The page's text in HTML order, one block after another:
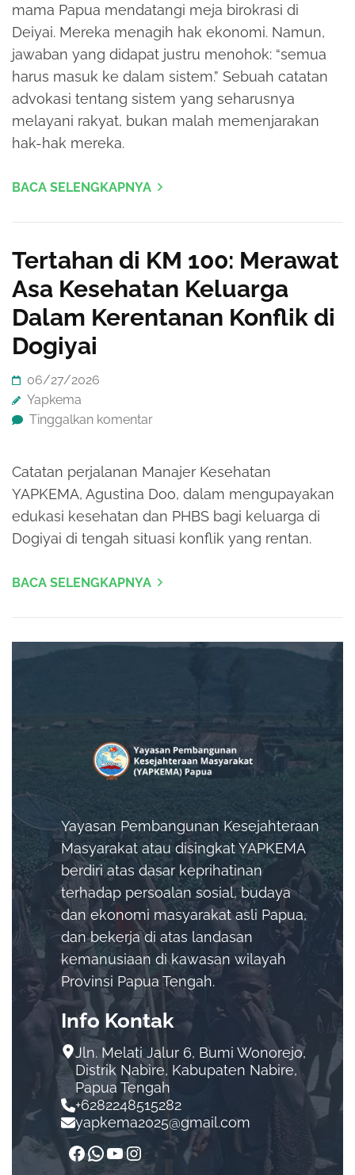
mama Papua mendatangi meja birokrasi di
Deiyai. Mereka menagih hak ekonomi. Namun,
jawaban yang didapat justru menohok: “semua
harus masuk ke dalam sistem.” Sebuah catatan
advokasi tentang sistem yang seharusnya
melayani rakyat, bukan malah memenjarakan
hak-hak mereka.
BACA SELENGKAPNYA
Tertahan di KM 100: Merawat
Asa Kesehatan Keluarga
Dalam Kerentanan Konflik di
Dogiyai
06/27/2026
Yapkema
Tinggalkan komentar
Catatan perjalanan Manajer Kesehatan
YAPKEMA, Agustina Doo, dalam mengupayakan
edukasi kesehatan dan PHBS bagi keluarga di
Dogiyai di tengah situasi konflik yang rentan.
BACA SELENGKAPNYA
Yayasan Pembangunan Kesejahteraan
Masyarakat atau disingkat YAPKEMA
berdiri atas dasar keprihatinan
terhadap persoalan sosial, budaya
dan ekonomi masyarakat asli Papua,
dan bekerja di atas landasan
kemanusiaan di kawasan wilayah
Provinsi Papua Tengah.
Info Kontak
Jln. Melati Jalur 6, Bumi Wonorejo,
Distrik Nabire, Kabupaten Nabire,
Papua Tengah
+6282248515282
yapkema2025@gmail.com